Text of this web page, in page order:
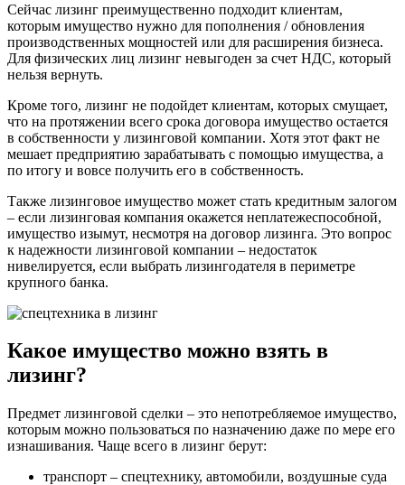
Сейчас лизинг преимущественно подходит клиентам,
которым имущество нужно для пополнения / обновления
производственных мощностей или для расширения бизнеса.
Для физических лиц лизинг невыгоден за счет НДС, который
нельзя вернуть.
Кроме того, лизинг не подойдет клиентам, которых смущает,
что на протяжении всего срока договора имущество остается
в собственности у лизинговой компании. Хотя этот факт не
мешает предприятию зарабатывать с помощью имущества, а
по итогу и вовсе получить его в собственность.
Также лизинговое имущество может стать кредитным залогом
– если лизинговая компания окажется неплатежеспособной,
имущество изымут, несмотря на договор лизинга. Это вопрос
к надежности лизинговой компании – недостаток
нивелируется, если выбрать лизингодателя в периметре
крупного банка.
Какое имущество можно взять в
лизинг?
Предмет лизинговой сделки – это непотребляемое имущество,
которым можно пользоваться по назначению даже по мере его
изнашивания. Чаще всего в лизинг берут:
транспорт – спецтехнику, автомобили, воздушные суда